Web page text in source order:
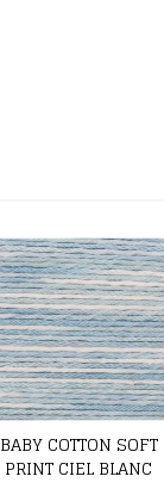
BABY COTTON SOFT
PRINT CIEL BLANC